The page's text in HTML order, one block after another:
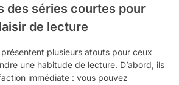
des séries courtes pour
de lecture
présentent plusieurs atouts pour ceux
une habitude de lecture. D’abord, ils
immédiate : vous pouvez